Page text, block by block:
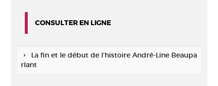
CONSULTER EN LIGNE
La fin et le début de l'histoire André-Line Beaupa
rlant